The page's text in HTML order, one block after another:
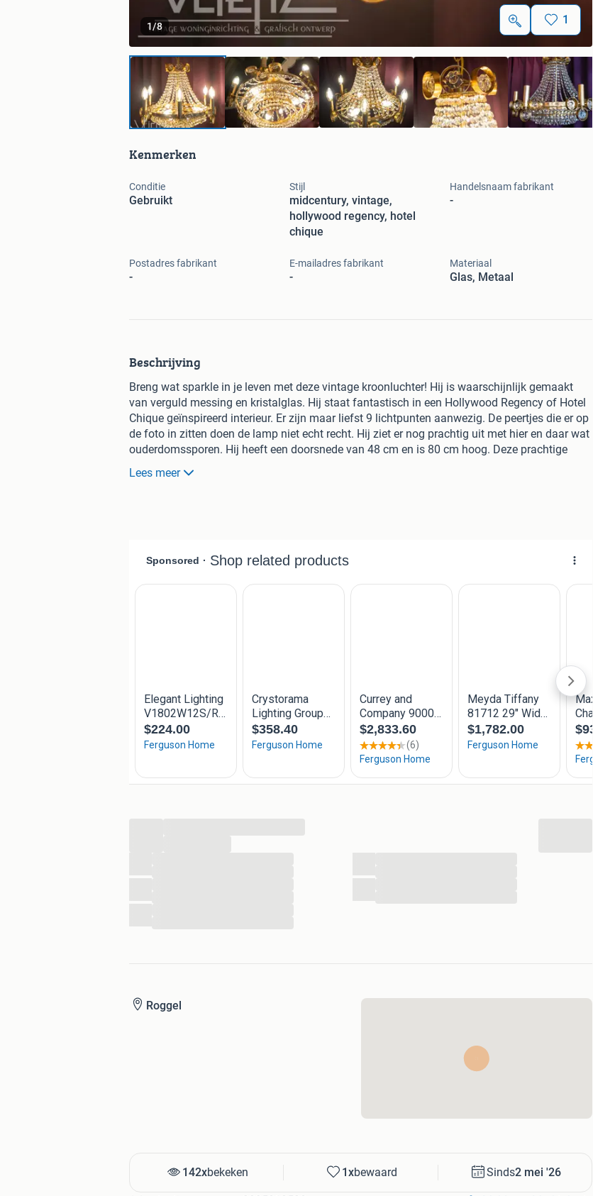
1/8 1
Kenmerken
Conditie
Gebruikt
Stijl
midcentury, vintage,
hollywood regency, hotel
chique
Handelsnaam fabrikant
-
Postadres fabrikant
-
E-mailadres fabrikant
-
Materiaal
Glas, Metaal
Beschrijving
Breng wat sparkle in je leven met deze vintage kroonluchter! Hij is waarschijnlijk gemaakt
van verguld messing en kristalglas. Hij staat fantastisch in een Hollywood Regency of Hotel
Chique geïnspireerd interieur. Er zijn maar liefst 9 lichtpunten aanwezig. De peertjes die er op
de foto in zitten doen de lamp niet echt recht. Hij ziet er nog prachtig uit met hier en daar wat
ouderdomssporen. Hij heeft een doorsnede van 48 cm en is 80 cm hoog. Deze prachtige
kroonluchter is te koop voor €289,-.
De lamp wordt verkocht zonder lichtbronnen.
Lees meer
Roggel
142xbekeken 1xbewaard Sinds2 mei '26